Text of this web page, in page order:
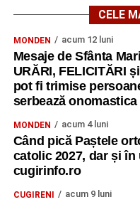
CELE
MONDEN acum 12 luni
Mesaje de Sfânta
URĂRI, FELICITĂRI
pot fi trimise
serbează
MONDEN acum 4 luni
Când pică Paștele
catolic 2027, dar și în
cugirinfo.ro
CUGIRENI acum 9 luni